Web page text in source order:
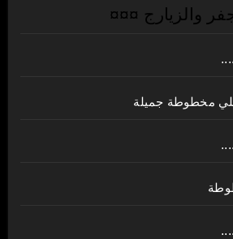
والزيارج ¤¤¤
علي مخطوطة جميلة